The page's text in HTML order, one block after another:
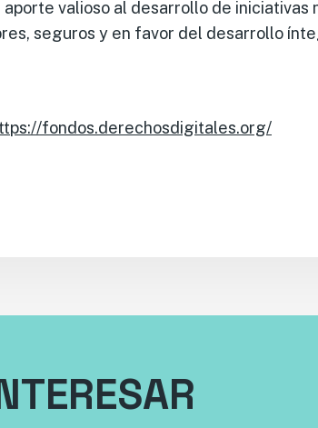
aporte valioso al desarrollo de iniciativas
seguros y en favor del desarrollo
fondos.derechosdigitales.org/